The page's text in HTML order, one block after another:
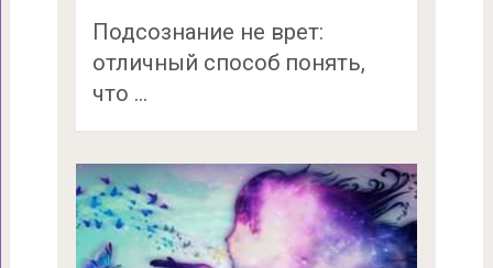
Подсознание не врет:
отличный способ понять,
что …